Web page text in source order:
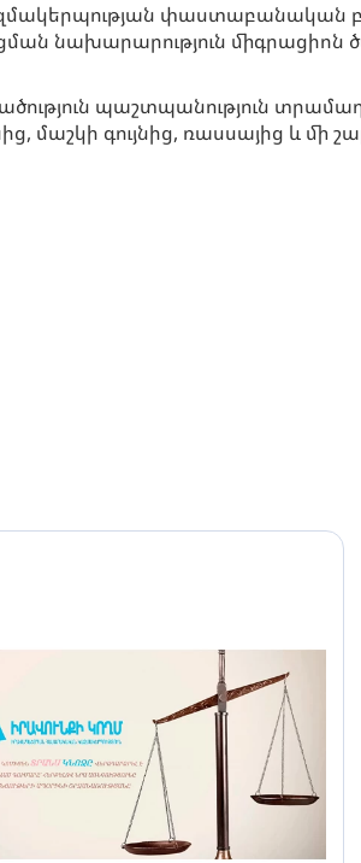
փաստաբանական
նախարարություն միգրացիոն
պաշտպանություն
մաշկի գույնից, ռասսայից և մի